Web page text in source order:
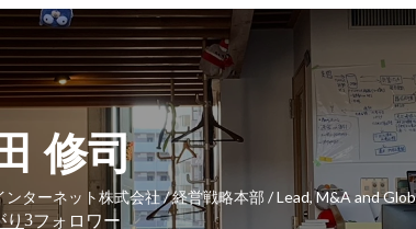
修司
ンターネット株式会社 / 経営戦略本部 / Lead, M&A and
り3フォロワー